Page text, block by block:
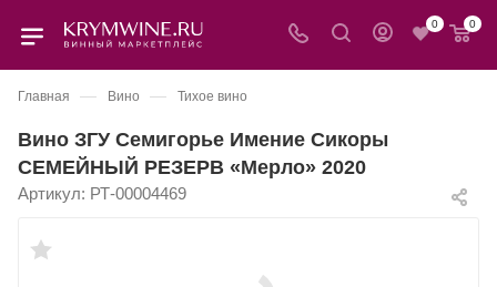
0 0
Главная — Вино — Тихое вино
Вино ЗГУ Семигорье Имение Сикоры
СЕМЕЙНЫЙ РЕЗЕРВ «Мерло» 2020
Артикул: РТ-00004469